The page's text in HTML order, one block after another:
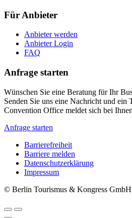
Für Anbieter
Anbieter werden
Anbieter Login
FAQ
Anfrage starten
Wünschen Sie eine Beratung für Ihr
Senden Sie uns eine Nachricht und ein
Convention Office meldet sich bei
Anfrage starten
Metanavigation
Barrierefreiheit
Barriere melden
Datenschutzerklärung
Impressum
© Berlin Tourismus & Kongress GmbH